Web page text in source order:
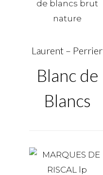
Laurent – Perrier
Blanc de
Blancs